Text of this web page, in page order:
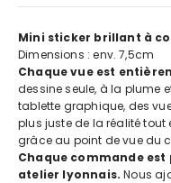
Mini sticker brillant à
Dimensions : env. 7,5cm
Chaque vue est
dessine seule, à la plume
tablette graphique, des
plus juste de la réalité
grâce au point de vue du
Chaque commande
atelier lyonnais. Nous